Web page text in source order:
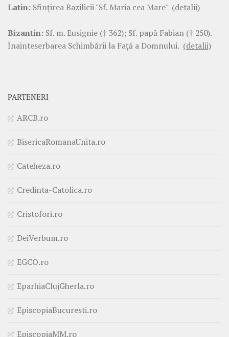
Latin: Sfinţirea Bazilicii "Sf. Maria cea Mare" (detalii)
Bizantin: Sf. m. Eusignie († 362); Sf. papă Fabian († 250).
Înainteserbarea Schimbării la Faţă a Domnului. (detalii)
PARTENERI
ARCB.ro
BisericaRomanaUnita.ro
Cateheza.ro
Credinta-Catolica.ro
Cristofori.ro
DeiVerbum.ro
EGCO.ro
EparhiaClujGherla.ro
EpiscopiaBucuresti.ro
EpiscopiaMM.ro